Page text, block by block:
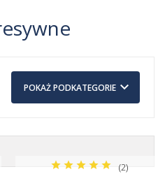
POKAŻ PODKATEGORIE keyboard_arrow_down
(2)